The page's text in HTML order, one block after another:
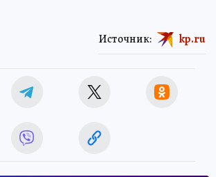
Источник: kp.ru